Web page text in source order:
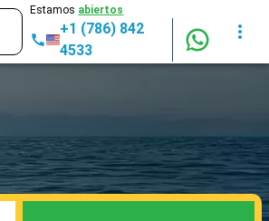
Estamos abiertos
+1 (786) 842
4533